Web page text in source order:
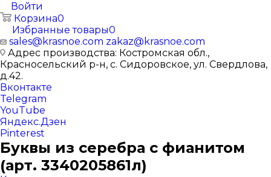
Войти
Корзина0
Избранные товары0
sales@krasnoe.com zakaz@krasnoe.com
Адрес производства: Костромская обл.,
Красносельский р-н, с. Сидоровское, ул. Свердлова,
д.42.
Вконтакте
Telegram
YouTube
Яндекс.Дзен
Pinterest
Буквы из серебра с фианитом
(арт. 3340205861л)